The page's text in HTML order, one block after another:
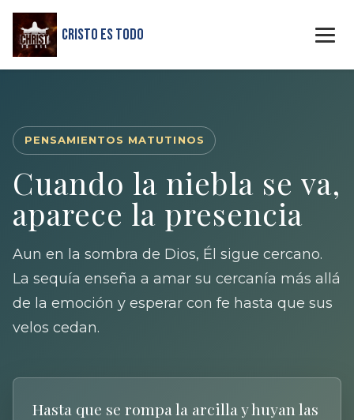
Cristo Es Todo
PENSAMIENTOS MATUTINOS
Cuando la niebla se va,
aparece la presencia
Aun en la sombra de Dios, Él sigue cercano.
La sequía enseña a amar su cercanía más allá
de la emoción y esperar con fe hasta que sus
velos cedan.
Hasta que se rompa la arcilla y huyan las